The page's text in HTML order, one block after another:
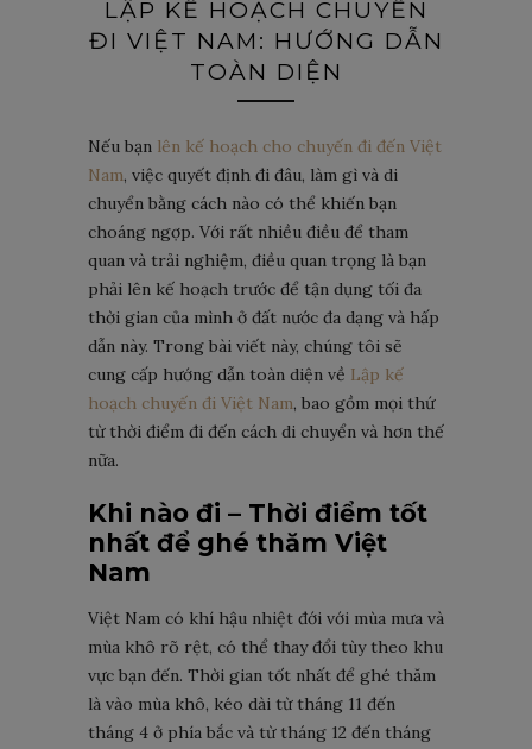
LẬP KẾ HOẠCH CHUYẾN
ĐI VIỆT NAM: HƯỚNG DẪN
TOÀN DIỆN
Nếu bạn lên kế hoạch cho chuyến đi đến Việt
Nam, việc quyết định đi đâu, làm gì và di
chuyển bằng cách nào có thể khiến bạn
choáng ngợp. Với rất nhiều điều để tham
quan và trải nghiệm, điều quan trọng là bạn
phải lên kế hoạch trước để tận dụng tối đa
thời gian của mình ở đất nước đa dạng và hấp
dẫn này. Trong bài viết này, chúng tôi sẽ
cung cấp hướng dẫn toàn diện về Lập kế
hoạch chuyến đi Việt Nam, bao gồm mọi thứ
từ thời điểm đi đến cách di chuyển và hơn thế
nữa.
Khi nào đi – Thời điểm tốt
nhất để ghé thăm Việt
Nam
Việt Nam có khí hậu nhiệt đới với mùa mưa và
mùa khô rõ rệt, có thể thay đổi tùy theo khu
vực bạn đến. Thời gian tốt nhất để ghé thăm
là vào mùa khô, kéo dài từ tháng 11 đến
tháng 4 ở phía bắc và từ tháng 12 đến tháng